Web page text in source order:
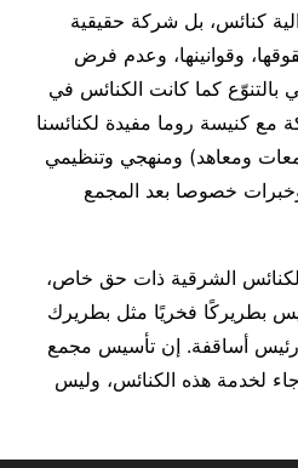
كنائس، بل شركة حقيقية
وقوانينها، وعدم فرض
بالتنوّع كما كانت الكنائس في
مع كنيسة روما مفيدة لكنائسنا
ومعاهد) ومنهجي وتنظيمي
خصوصا بعد المجمع
الشرقية ذات حق خاص،
بطريركًا فخريًا مثل بطريرك
رئيس أساقفة. إن تأسيس مجمع
الكنائس الشرقية عام 1917 جاء لخدمة هذه الكنائس، وليس